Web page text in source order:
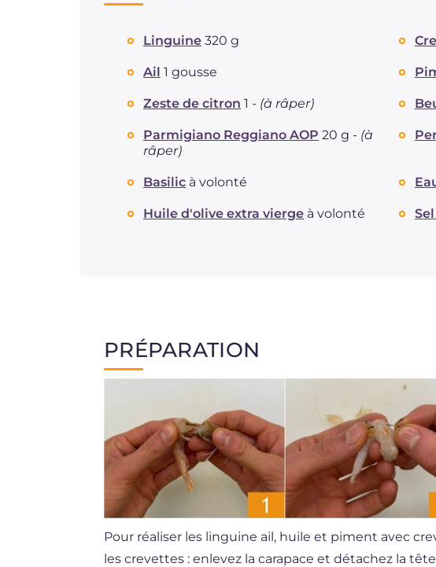
Linguine 320 g
Ail 1 gousse
Zeste de citron 1 - (à râper)
Parmigiano Reggiano AOP 20 g - (à
râper)
Basilic à volonté
Huile d'olive extra vierge à volonté
PRÉPARATION
Pour réaliser les linguine ail, huile et piment avec
les crevettes : enlevez la carapace et détachez la tête